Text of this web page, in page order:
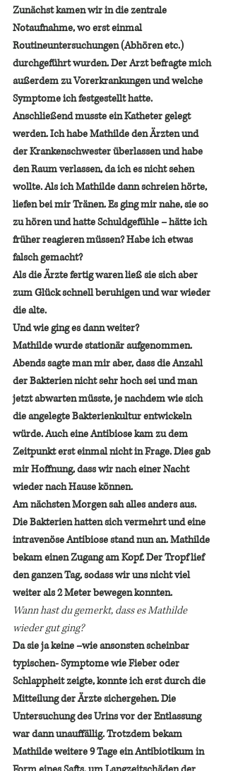
Zunächst kamen wir in die zentrale
Notaufnahme, wo erst einmal
Routineuntersuchungen (Abhören etc.)
durchgeführt wurden. Der Arzt befragte mich
außerdem zu Vorerkrankungen und welche
Symptome ich festgestellt hatte.
Anschließend musste ein Katheter gelegt
werden. Ich habe Mathilde den Ärzten und
der Krankenschwester überlassen und habe
den Raum verlassen, da ich es nicht sehen
wollte. Als ich Mathilde dann schreien hörte,
liefen bei mir Tränen. Es ging mir nahe, sie so
zu hören und hatte Schuldgefühle – hätte ich
früher reagieren müssen? Habe ich etwas
falsch gemacht?
Als die Ärzte fertig waren ließ sie sich aber
zum Glück schnell beruhigen und war wieder
die alte.
Und wie ging es dann weiter?
Mathilde wurde stationär aufgenommen.
Abends sagte man mir aber, dass die Anzahl
der Bakterien nicht sehr hoch sei und man
jetzt abwarten müsste, je nachdem wie sich
die angelegte Bakterienkultur entwickeln
würde. Auch eine Antibiose kam zu dem
Zeitpunkt erst einmal nicht in Frage. Dies gab
mir Hoffnung, dass wir nach einer Nacht
wieder nach Hause können.
Am nächsten Morgen sah alles anders aus.
Die Bakterien hatten sich vermehrt und eine
intravenöse Antibiose stand nun an. Mathilde
bekam einen Zugang am Kopf. Der Tropf lief
den ganzen Tag, sodass wir uns nicht viel
weiter als 2 Meter bewegen konnten.
Wann hast du gemerkt, dass es Mathilde
wieder gut ging?
Da sie ja keine –wie ansonsten scheinbar
typischen- Symptome wie Fieber oder
Schlappheit zeigte, konnte ich erst durch die
Mitteilung der Ärzte sichergehen. Die
Untersuchung des Urins vor der Entlassung
war dann unauffällig. Trotzdem bekam
Mathilde weitere 9 Tage ein Antibiotikum in